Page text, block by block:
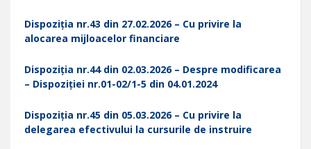
Dispoziția nr.43 din 27.02.2026 – Cu privire la
alocarea mijloacelor financiare
Dispoziția nr.44 din 02.03.2026 – Despre modificarea
– Dispoziției nr.01-02/1-5 din 04.01.2024
Dispoziția nr.45 din 05.03.2026 – Cu privire la
delegarea efectivului la cursurile de instruire